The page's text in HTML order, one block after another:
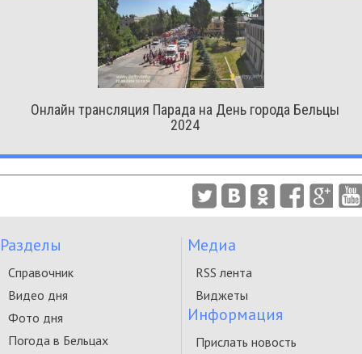
Онлайн трансляция Парада на День города Бельцы
2024
Разделы
Справочник
Видео дня
Фото дня
Погода в Бельцах
Медиа
RSS лента
Виджеты
Информация
Прислать новость